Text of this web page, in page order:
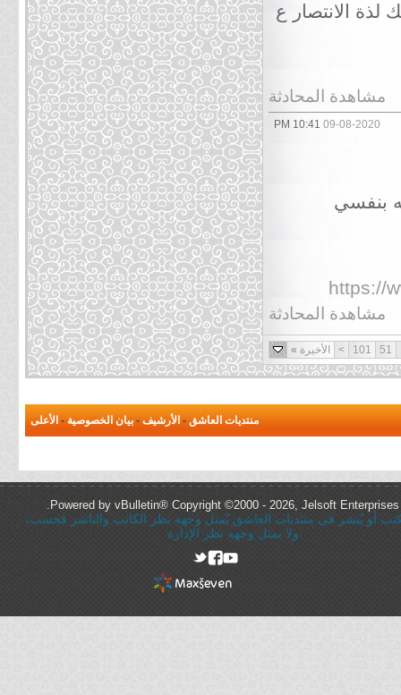
لذة الانتصار ع
مشاهدة المحادثة
09-08-2020
10:41 PM
بنفسي
https://
مشاهدة المحادثة
51
101
> الأخيرة »
منتديات العاشق - الأرشيف - بيان الخصوصية - الأعلى
Powered by vBulletin® Copyright ©2000 - 2026, Jelsoft Enterprises
أو يُنشر في منتديات العاشق يُمثل وجهة نظر الكاتب والناشر فحسب،
ولا يمثل وجهه نظر الإدارة